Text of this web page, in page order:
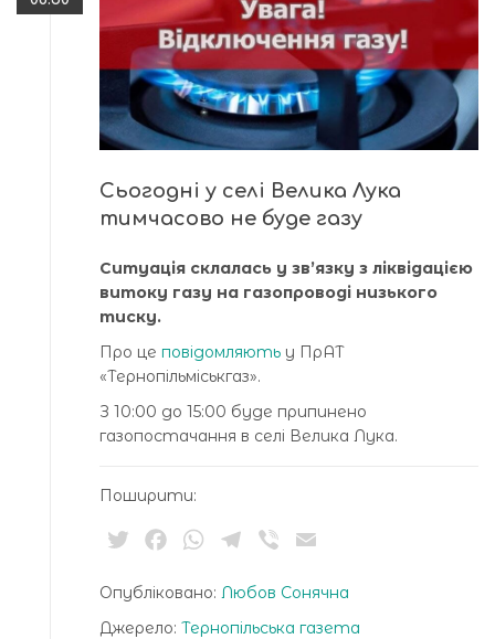
Сьогодні у селі Велика Лука
тимчасово не буде газу
Ситуація склалась у зв’язку з ліквідацією
витоку газу на газопроводі низького
тиску.
Про це повідомляють у ПрАТ
«Тернопільміськгаз».
З 10:00 до 15:00 буде припинено
газопостачання в селі Велика Лука.
Поширити:
TwitterFacebookWhatsApp
Telegram
Viber
Опубліковано: Любов Сонячна
Джерело: Тернопільська газета